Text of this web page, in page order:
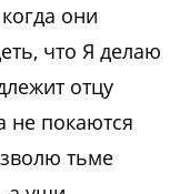
они
что Я делаю
отцу
не покаются
тьме